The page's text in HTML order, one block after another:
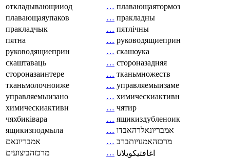
откладывающииод
… плавающаятормоз
плавающаяупаков
… пракладны
пракладчык
… пятлічны
пятна
… руководящиеприн
руководящиеприн
… скашоука
скаштаваць
… стороназадняя
стороназаинтере
… тканьмножеств
тканьмолочноиже
… управляемыизаме
управляемыизано
… химическиактивн
химическиактивн
… чятир
чяхбиківара
… ящикиздубленоик
ящикизподмыла
… אמבריונאלרהאבדו
אמבריונאם
… מרכזהאמנויותברב
מרכזהביצועים
… اغافتيكويلانا